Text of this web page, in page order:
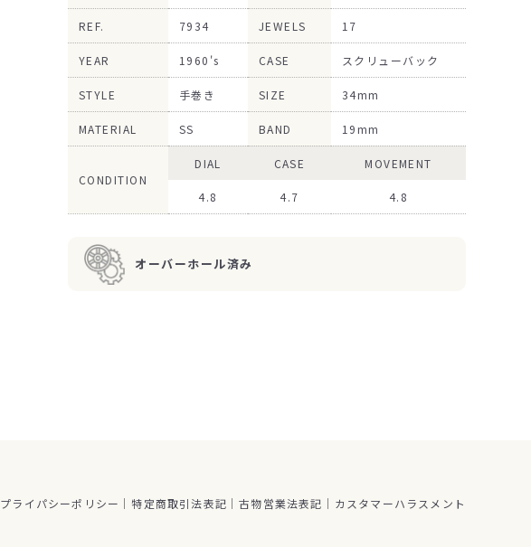
REF. 7934 JEWELS 17
YEAR 1960's CASE スクリューバック
STYLE 手巻き SIZE 34mm
MATERIAL SS BAND 19mm
CONDITION
DIAL CASE MOVEMENT
4.8 4.7 4.8
オーバーホール済み
プライパシーポリシー 特定商取引法表記 古物営業法表記 カスタマーハラスメント